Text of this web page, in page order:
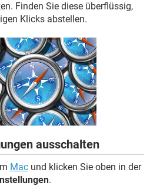
TIKTOK
INSTAGRAM
HARDWARE
Finden Sie diese überflüssig,
Klicks abstellen.
ausschalten
Mac und klicken Sie oben in der
.